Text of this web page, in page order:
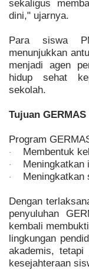
sekaligus
dini," ujarnya.
Para siswa
menunjukkan
menjadi agen
hidup sehat
sekolah.
Tujuan
Program
· Membentuk
· Meningkatkan
· Meningkatkan
Dengan
penyuluhan
kembali
lingkungan
akademis, tetapi
kesejahteraan